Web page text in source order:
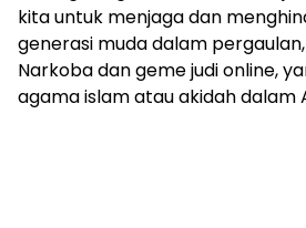
kita untuk menjaga dan
generasi muda dalam
Narkoba dan geme judi online,
agama islam atau akidah dalam